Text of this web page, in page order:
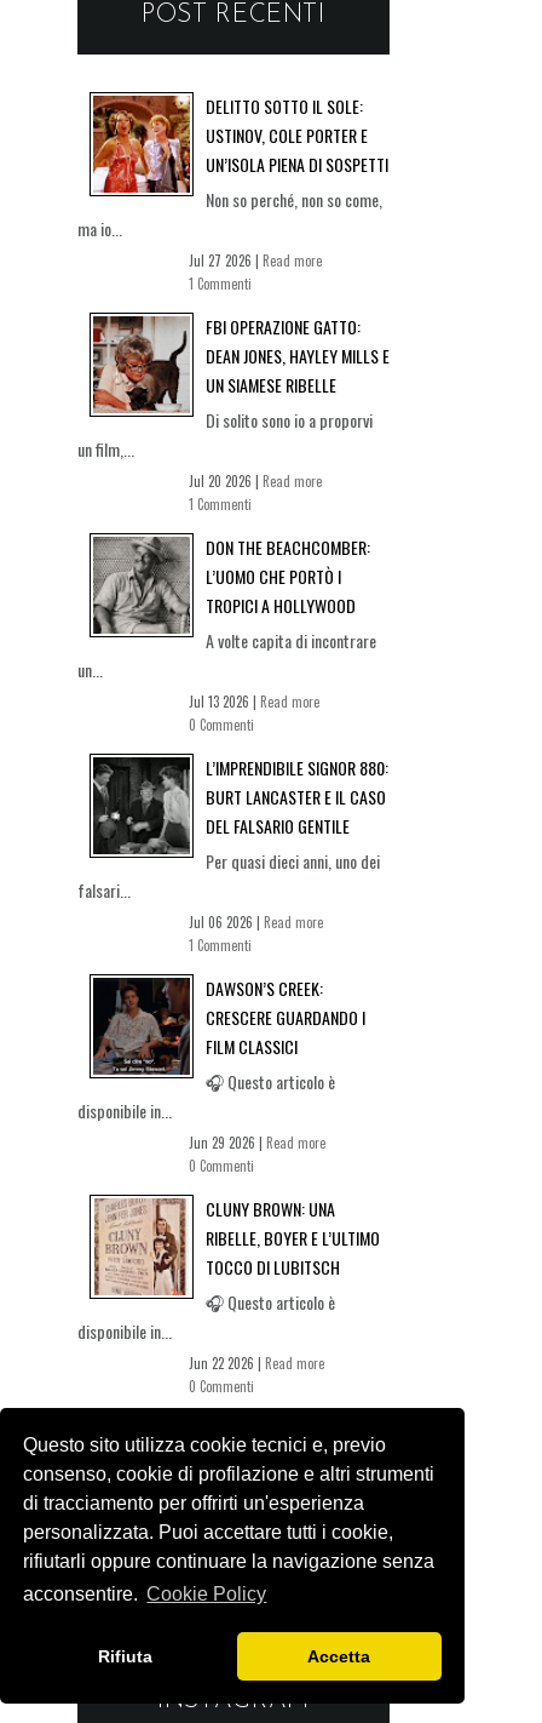
Questo sito utilizza cookie tecnici e, previo
consenso, cookie di profilazione e altri strumenti
di tracciamento per offrirti un'esperienza
personalizzata. Puoi accettare tutti i cookie,
rifiutarli oppure continuare la navigazione senza
acconsentire. Cookie Policy
Rifiuta Accetta
POST RECENTI
DELITTO SOTTO IL SOLE:
USTINOV, COLE PORTER E
UN’ISOLA PIENA DI SOSPETTI
Non so perché, non so come,
ma io...
Jul 27 2026 | Read more
1 Commenti
FBI OPERAZIONE GATTO:
DEAN JONES, HAYLEY MILLS E
UN SIAMESE RIBELLE
Di solito sono io a proporvi
un film,...
Jul 20 2026 | Read more
1 Commenti
DON THE BEACHCOMBER:
L’UOMO CHE PORTÒ I
TROPICI A HOLLYWOOD
A volte capita di incontrare
un...
Jul 13 2026 | Read more
0 Commenti
L’IMPRENDIBILE SIGNOR 880:
BURT LANCASTER E IL CASO
DEL FALSARIO GENTILE
Per quasi dieci anni, uno dei
falsari...
Jul 06 2026 | Read more
1 Commenti
DAWSON’S CREEK:
CRESCERE GUARDANDO I
FILM CLASSICI
🎧 Questo articolo è
disponibile in...
Jun 29 2026 | Read more
0 Commenti
CLUNY BROWN: UNA
RIBELLE, BOYER E L’ULTIMO
TOCCO DI LUBITSCH
🎧 Questo articolo è
disponibile in...
Jun 22 2026 | Read more
0 Commenti
L'HOTEL DOVE TUTTI
VOLEVANO ESSERE VISTI
Prima ancora di conoscere la
storia...
Jun 15 2026 |
0 Commenti
INSTAGRAM